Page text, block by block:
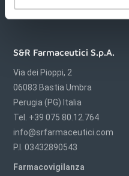
S&R Farmaceutici S.p.A.
Via dei Pioppi, 2
06083 Bastia Umbra
Perugia (PG) Italia
Tel. +39 075 80.12.764
info@srfarmaceutici.com
P.I. 03432890543
Farmacovigilanza